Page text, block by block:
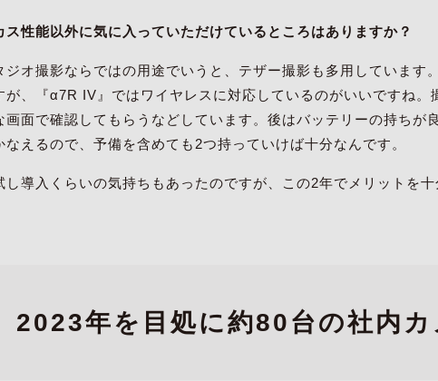
性能以外に気に入っていただけているところはありますか？
ジオ撮影ならではの用途でいうと、テザー撮影も多用していま
が、『α7R IV』ではワイヤレスに対応しているのがいいですね
画面で確認してもらうなどしています。後はバッテリーの持ち
なえるので、予備を含めても2つ持っていけば十分なんです。
し導入くらいの気持ちもあったのですが、この2年でメリットを
2023年を目処に約80台の社内